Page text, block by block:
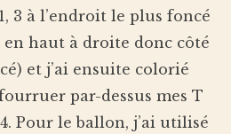
3 à l’endroit le plus foncé
haut à droite donc côté
et j’ai ensuite colorié
par-dessus mes T
Pour le ballon, j’ai utilisé